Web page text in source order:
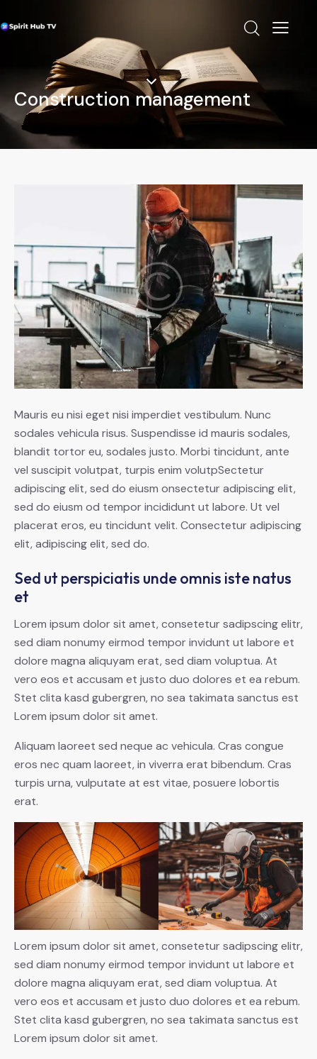
Construction management
Mauris eu nisi eget nisi imperdiet vestibulum. Nunc
sodales vehicula risus. Suspendisse id mauris sodales,
blandit tortor eu, sodales justo. Morbi tincidunt, ante
vel suscipit volutpat, turpis enim volutpSectetur
adipiscing elit, sed do eiusm onsectetur adipiscing elit,
sed do eiusm od tempor incididunt ut labore. Ut vel
placerat eros, eu tincidunt velit. Consectetur adipiscing
elit, adipiscing elit, sed do.
Sed ut perspiciatis unde omnis iste natus
et
Lorem ipsum dolor sit amet, consetetur sadipscing elitr,
sed diam nonumy eirmod tempor invidunt ut labore et
dolore magna aliquyam erat, sed diam voluptua. At
vero eos et accusam et justo duo dolores et ea rebum.
Stet clita kasd gubergren, no sea takimata sanctus est
Lorem ipsum dolor sit amet.
Aliquam laoreet sed neque ac vehicula. Cras congue
eros nec quam laoreet, in viverra erat bibendum. Cras
turpis urna, vulputate at est vitae, posuere lobortis
erat.
Lorem ipsum dolor sit amet, consetetur sadipscing elitr,
sed diam nonumy eirmod tempor invidunt ut labore et
dolore magna aliquyam erat, sed diam voluptua. At
vero eos et accusam et justo duo dolores et ea rebum.
Stet clita kasd gubergren, no sea takimata sanctus est
Lorem ipsum dolor sit amet.